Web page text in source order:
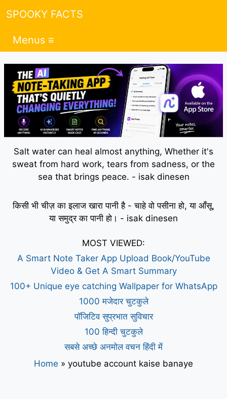
SPOOKY FACTS
Menus ≡
Salt water can heal almost anything, Whether it's
sweat from hard work, tears from sadness, or the
sea that brings peace. - isak dinesen
किसी भी चीज़ का इलाज खारा पानी है - चाहे वो पसीना हो, या आँसू,
या समुद्र का पानी हो। - isak dinesen
MOST VIEWED:
A Smart Note Taker App Upload Book/YouTube
Video & Get A Smart Summary
100+ Unique eye catching Wallpaper for WhatsApp
1000 मजेदार चुटकुले
पॉजिटिव सुप्रभात सुविचार
100 हिन्दी चुटकुले
सबसे अच्छे अनमोल वचन हिंदी में
Home » youtube account kaise banaye